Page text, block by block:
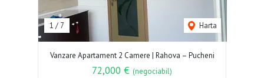
1 / 7 Harta
Vanzare Apartament 2 Camere | Rahova – Pucheni
72,000 € (negociabil)